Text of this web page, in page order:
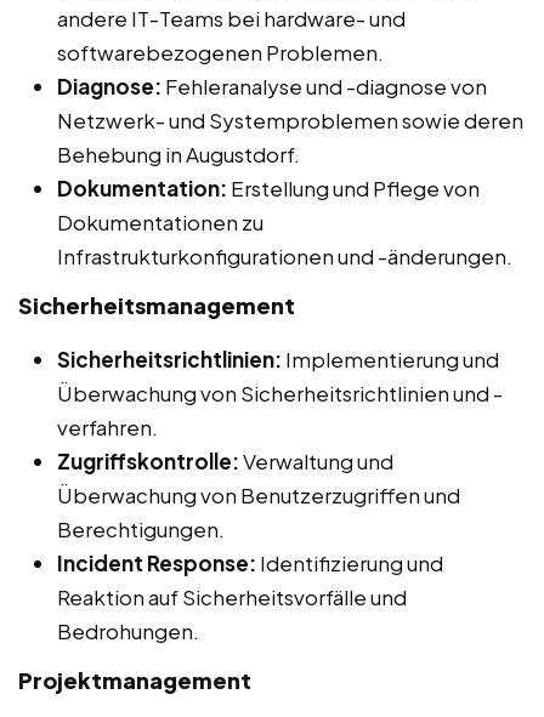
andere IT-Teams bei hardware- und
softwarebezogenen Problemen.
Diagnose: Fehleranalyse und -diagnose von
Netzwerk- und Systemproblemen sowie deren
Behebung in Augustdorf.
Dokumentation: Erstellung und Pflege von
Dokumentationen zu
Infrastrukturkonfigurationen und -änderungen.
Sicherheitsmanagement
Sicherheitsrichtlinien: Implementierung und
Überwachung von Sicherheitsrichtlinien und -
verfahren.
Zugriffskontrolle:Verwaltung und
Überwachung von Benutzerzugriffen und
Berechtigungen.
Incident Response: Identifizierung und
Reaktion auf Sicherheitsvorfälle und
Bedrohungen.
Projektmanagement